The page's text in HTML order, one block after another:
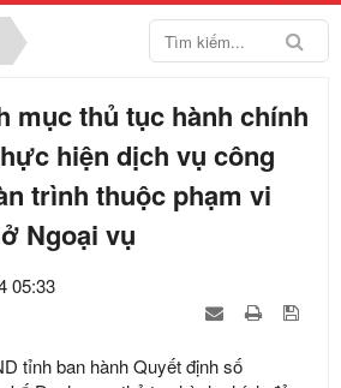
mục thủ tục hành chính
hiện dịch vụ công
trình thuộc phạm vi
Ngoại vụ
05:33
tỉnh ban hành Quyết định số